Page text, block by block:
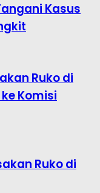
Kasus
Ruko di
Komisi
Ruko di